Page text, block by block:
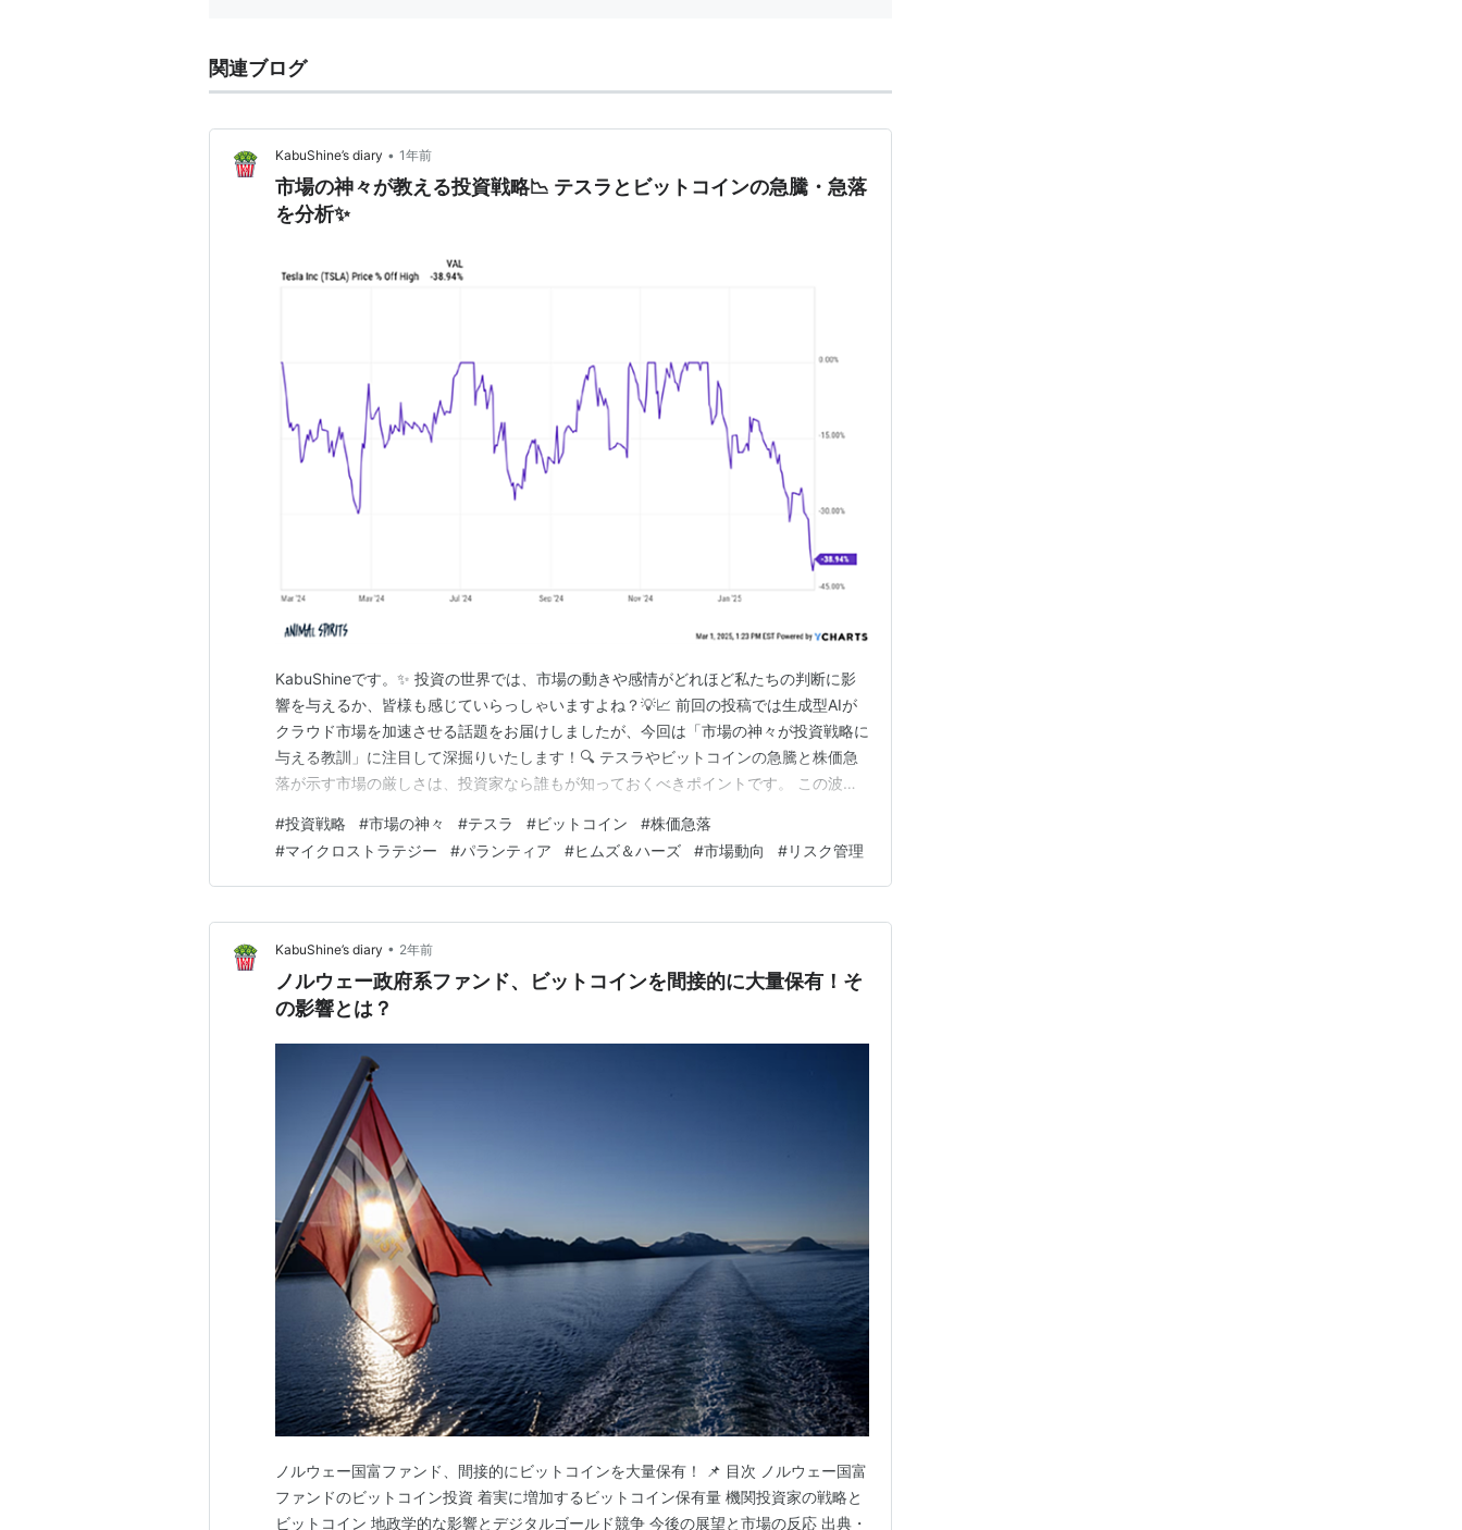
関連ブログ
KabuShine’s diary • 1年前
市場の神々が教える投資戦略📉 テスラとビットコインの急騰・急落
を分析✨
KabuShineです。✨ 投資の世界では、市場の動きや感情がどれほど私たちの判断に影
響を与えるか、皆様も感じていらっしゃいますよね？💡📈 前回の投稿では生成型AIが
クラウド市場を加速させる話題をお届けしましたが、今回は「市場の神々が投資戦略に
与える教訓」に注目して深掘りいたします！🔍 テスラやビットコインの急騰と株価急
落が示す市場の厳しさは、投資家なら誰もが知っておくべきポイントです。 この波乱
略：市場の神々は高騰をただ見過ごさない ***この記事は、日曜朝にホワイトハウスが
戦略的暗号資産保有を発表し、ビットコイン…
#投資戦略 #市場の神々 #テスラ #ビットコイン #株価急落
#マイクロストラテジー #パランティア #ヒムズ＆ハーズ #市場動向 #リスク管理
KabuShine’s diary • 2年前
ノルウェー政府系ファンド、ビットコインを間接的に大量保有！そ
の影響とは？
ノルウェー国富ファンド、間接的にビットコインを大量保有！ 📌 目次 ノルウェー国富
ファンドのビットコイン投資 着実に増加するビットコイン保有量 機関投資家の戦略と
ビットコイン 地政学的な影響とデジタルゴールド競争 今後の展望と市場の反応 出典・